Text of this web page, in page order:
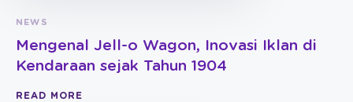
NEWS
Mengenal Jell-o Wagon, Inovasi Iklan di
Kendaraan sejak Tahun 1904
READ MORE